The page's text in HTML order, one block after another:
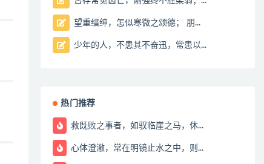
望重缙绅，怎似寒微之颂德； 朋...
少年的人，不患其不奋迅，常患以...
热门推荐
救既败之事者，如驭临崖之马，休...
心体澄澈，常在明镜止水之中，则...